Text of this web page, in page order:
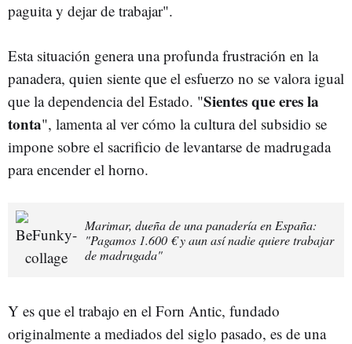
paguita y dejar de trabajar".
Esta situación genera una profunda frustración en la
panadera, quien siente que el esfuerzo no se valora igual
que la dependencia del Estado. "Sientes que eres la
tonta", lamenta al ver cómo la cultura del subsidio se
impone sobre el sacrificio de levantarse de madrugada
para encender el horno.
Marimar, dueña de una panadería en España:
"Pagamos 1.600 € y aun así nadie quiere trabajar
de madrugada"
Y es que el trabajo en el Forn Antic, fundado
originalmente a mediados del siglo pasado, es de una